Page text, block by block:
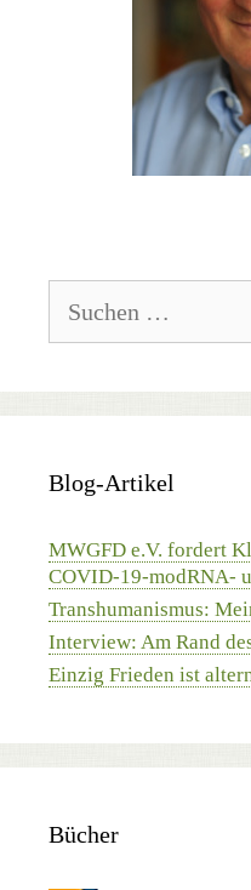
nach:
Blog-Artikel
MWGFD e.V. fordert
COVID-19-modRNA-
Transhumanismus:
Interview: Am Rand
Einzig Frieden ist
Bücher